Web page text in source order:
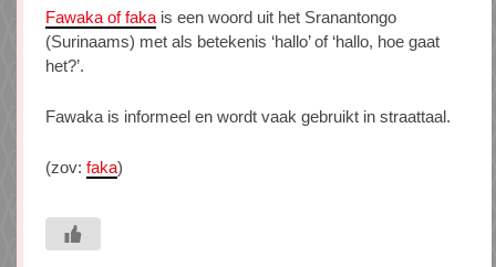
Fawaka of faka is een woord uit het Sranantongo
(Surinaams) met als betekenis ‘hallo’ of ‘hallo, hoe gaat
het?’.
Fawaka is informeel en wordt vaak gebruikt in straattaal.
(zov: faka)